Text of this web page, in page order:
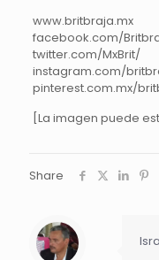
www.britbraja.mx
facebook.com/
twitter.com/MxBrit/
instagram.com/
pinterest.com.mx/
[La imagen puede
Share